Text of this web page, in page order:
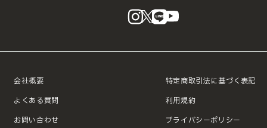
instagram
X LINE
会社概要
よくある質問
お問い合わせ
特定商取引法に基づく表記
利用規約
プライバシーポリシー